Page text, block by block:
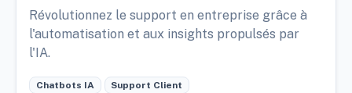
Révolutionnez le support en entreprise grâce à
l'automatisation et aux insights propulsés par
l'IA.
Chatbots IA Support Client